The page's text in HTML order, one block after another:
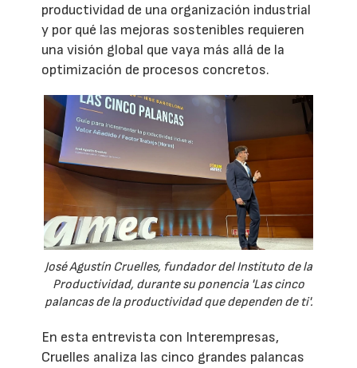
productividad de una organización industrial
y por qué las mejoras sostenibles requieren
una visión global que vaya más allá de la
optimización de procesos concretos.
José Agustín Cruelles, fundador del Instituto de la
Productividad, durante su ponencia 'Las cinco
palancas de la productividad que dependen de ti'.
En esta entrevista con Interempresas,
Cruelles analiza las cinco grandes palancas